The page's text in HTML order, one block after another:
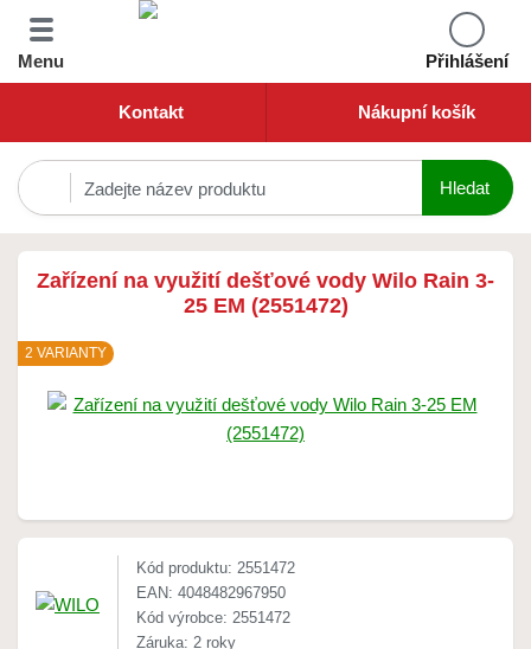
Menu Přihlášení
Kontakt Nákupní košík
Zařízení na využití dešťové vody Wilo Rain 3-
25 EM (2551472)
2 VARIANTY
Kód produktu: 2551472
EAN: 4048482967950
Kód výrobce: 2551472
Záruka: 2 roky